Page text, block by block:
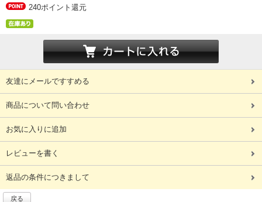
240ポイント還元
友達にメールですすめる
商品について問い合わせ
お気に入りに追加
レビューを書く
返品の条件につきまして
戻る